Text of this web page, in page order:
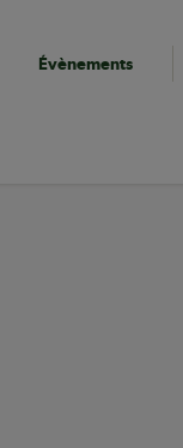
Évènements